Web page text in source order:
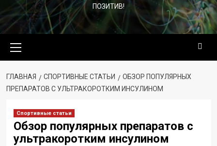
ПОЗИТИВ!
меню
ГЛАВНАЯ СПОРТИВНЫЕ СТАТЬИ
ОБЗОР ПОПУЛЯРНЫХ
ПРЕПАРАТОВ С УЛЬТРАКОРОТКИМ ИНСУЛИНОМ
Спортивные статьи
Обзор популярных препаратов с
ультракоротким инсулином